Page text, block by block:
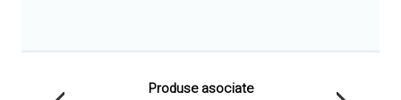
Produse asociate